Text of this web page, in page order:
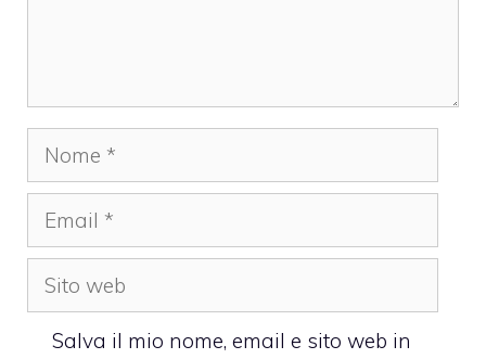
Nome
Email
Sito
web
Salva il mio nome, email e sito web in